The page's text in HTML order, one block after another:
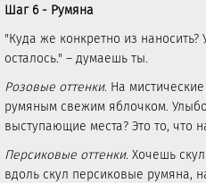
Шаг 6 - Румяна
"Куда же конкретно из
осталось." – думаешь ты.
Розовые оттенки. На
румяным свежим яблочком.
выступающие места? Это то, что
Персиковые оттенки. Хочешь
вдоль скул персиковые румяна,